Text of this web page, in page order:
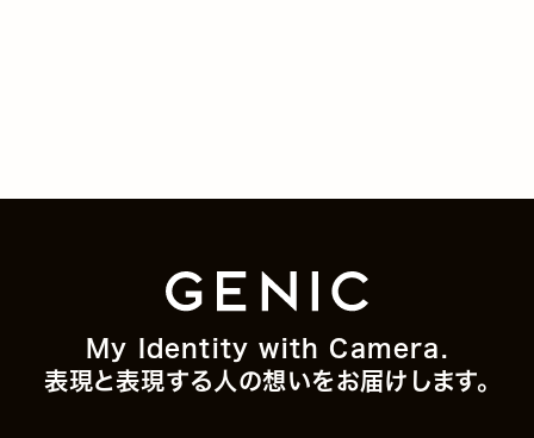
My Identity with Camera.
表現と表現する人の想いをお届けします。